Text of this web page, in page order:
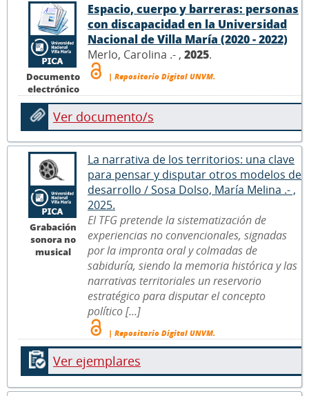
Documento
electrónico
Espacio, cuerpo y barreras: personas
con discapacidad en la Universidad
Nacional de Villa María (2020 - 2022)
Merlo, Carolina .- , 2025.
| Repositorio Digital UNVM.
Ver documento/s
Grabación
sonora no
musical
La narrativa de los territorios: una clave
para pensar y disputar otros modelos de
desarrollo / Sosa Dolso, María Melina .- ,
2025.
El TFG pretende la sistematización de
experiencias no convencionales, signadas
por la impronta oral y colmadas de
sabiduría, siendo la memoria histórica y las
narrativas territoriales un reservorio
estratégico para disputar el concepto
político [...]
| Repositorio Digital UNVM.
Ver ejemplares